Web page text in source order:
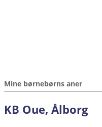
Mine børnebørns aner
KB Oue, Ålborg